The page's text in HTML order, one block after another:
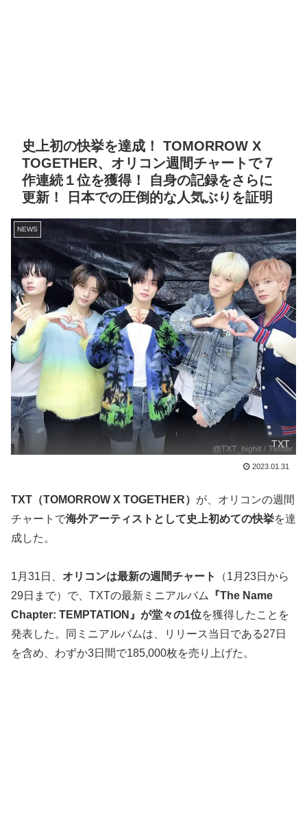
史上初の快挙を達成！ TOMORROW X
TOGETHER、オリコン週間チャートで７
作連続１位を獲得！ 自身の記録をさらに
更新！ 日本での圧倒的な人気ぶりを証明
NEWS
TXT
2023.01.31
TXT（TOMORROW X TOGETHER） が、オリコンの週間
チャートで海外アーティストとして史上初めての快挙を達
成した。
1月31日、 オリコンは最新の週間チャート
（1月23日から
29日まで）で、TXTの最新ミニアルバム
『The Name
Chapter: TEMPTATION』が堂々の1位を獲得したことを
発表した。同ミニアルバムは、リリース当日である27日
を含め、わずか3日間で185,000枚を売り上げた。